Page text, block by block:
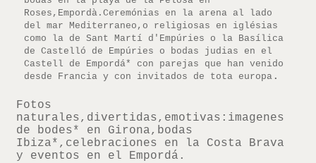
Roses,Empordà.Ceremónias en la arena al lado
del mar Mediterraneo,o religiosas en iglésias
como la de Sant Martí d'Empúries o la Basílica
de Castelló de Empúries o bodas judias en el
Castell de Empordá* con parejas que han venido
desde Francia y con invitados de tota europa .
Fotos
naturales,divertidas,emotivas:imagenes
de bodes* en Girona,bodas
Ibiza*,celebraciones en la Costa Brava
y eventos en el Empordá.